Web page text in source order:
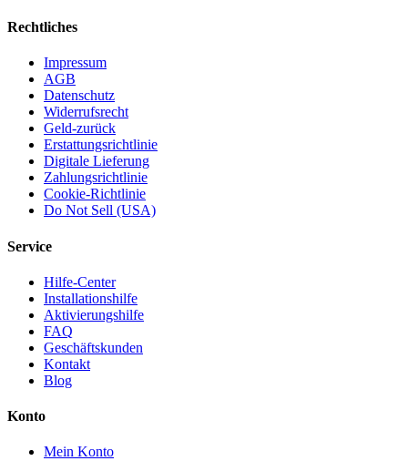
Rechtliches
Impressum
AGB
Datenschutz
Widerrufsrecht
Geld-zurück
Erstattungsrichtlinie
Digitale Lieferung
Zahlungsrichtlinie
Cookie-Richtlinie
Do Not Sell (USA)
Service
Hilfe-Center
Installationshilfe
Aktivierungshilfe
FAQ
Geschäftskunden
Kontakt
Blog
Konto
Mein Konto